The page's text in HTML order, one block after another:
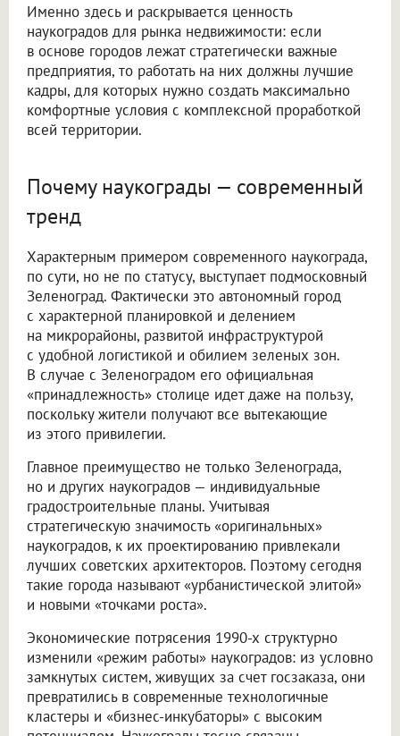
Именно здесь и раскрывается ценность
наукоградов для рынка недвижимости: если
в основе городов лежат стратегически важные
предприятия, то работать на них должны лучшие
кадры, для которых нужно создать максимально
комфортные условия с комплексной проработкой
всей территории.
Почему наукограды — современный
тренд
Характерным примером современного наукограда,
по сути, но не по статусу, выступает подмосковный
Зеленоград. Фактически это автономный город
с характерной планировкой и делением
на микрорайоны, развитой инфраструктурой
с удобной логистикой и обилием зеленых зон.
В случае с Зеленоградом его официальная
«принадлежность» столице идет даже на пользу,
поскольку жители получают все вытекающие
из этого привилегии.
Главное преимущество не только Зеленограда,
но и других наукоградов — индивидуальные
градостроительные планы. Учитывая
стратегическую значимость «оригинальных»
наукоградов, к их проектированию привлекали
лучших советских архитекторов. Поэтому сегодня
такие города называют «урбанистической элитой»
и новыми «точками роста».
Экономические потрясения 1990-х структурно
изменили «режим работы» наукоградов: из условно
замкнутых систем, живущих за счет госзаказа, они
превратились в современные технологичные
кластеры и «бизнес-инкубаторы» с высоким